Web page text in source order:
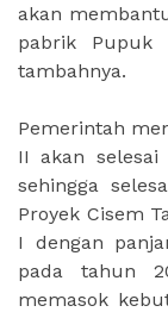
akan
pabrik Pupuk
tambahnya.
Pemerintah
II akan
sehingga
Proyek Cisem
I dengan
pada tahun
memasok